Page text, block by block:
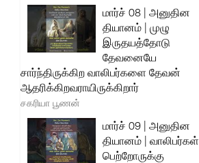
மார்ச் 08 | அனுதின
தியானம் | முழு
இருதயத்தோடு
தேவனையே
சார்ந்திருக்கிற வாலிபர்களை தேவன்
ஆதரிக்கிறவராயிருக்கிறார்
சகரியா பூணன்
மார்ச் 09 | அனுதின
தியானம் | வாலிபர்கள்
பெற்றோருக்கு